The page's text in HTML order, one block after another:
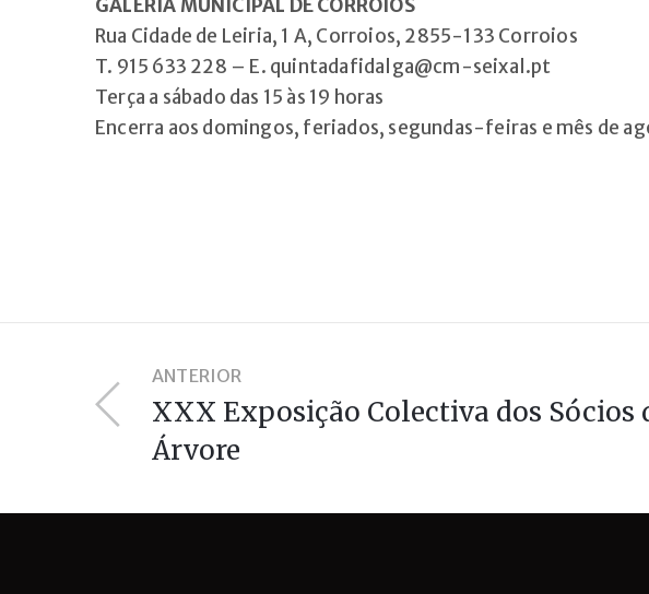
GALERIA MUNICIPAL DE CORROIOS
Rua Cidade de Leiria, 1 A, Corroios, 2855-133 Corroios
T. 915 633 228 – E. quintadafidalga@cm-seixal.pt
Terça a sábado das 15 às 19 horas
Encerra aos domingos, feriados, segundas-feiras e mês de
ANTERIOR
XXX Exposição Colectiva dos Sócios
Árvore